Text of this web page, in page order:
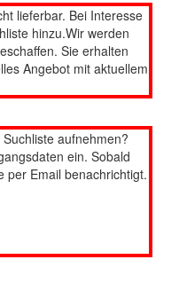
lieferbar. Bei Interesse
hinzu.Wir werden
Sie erhalten
Angebot mit aktuellem
aufnehmen?
ein. Sobald
per Email benachrichtigt.